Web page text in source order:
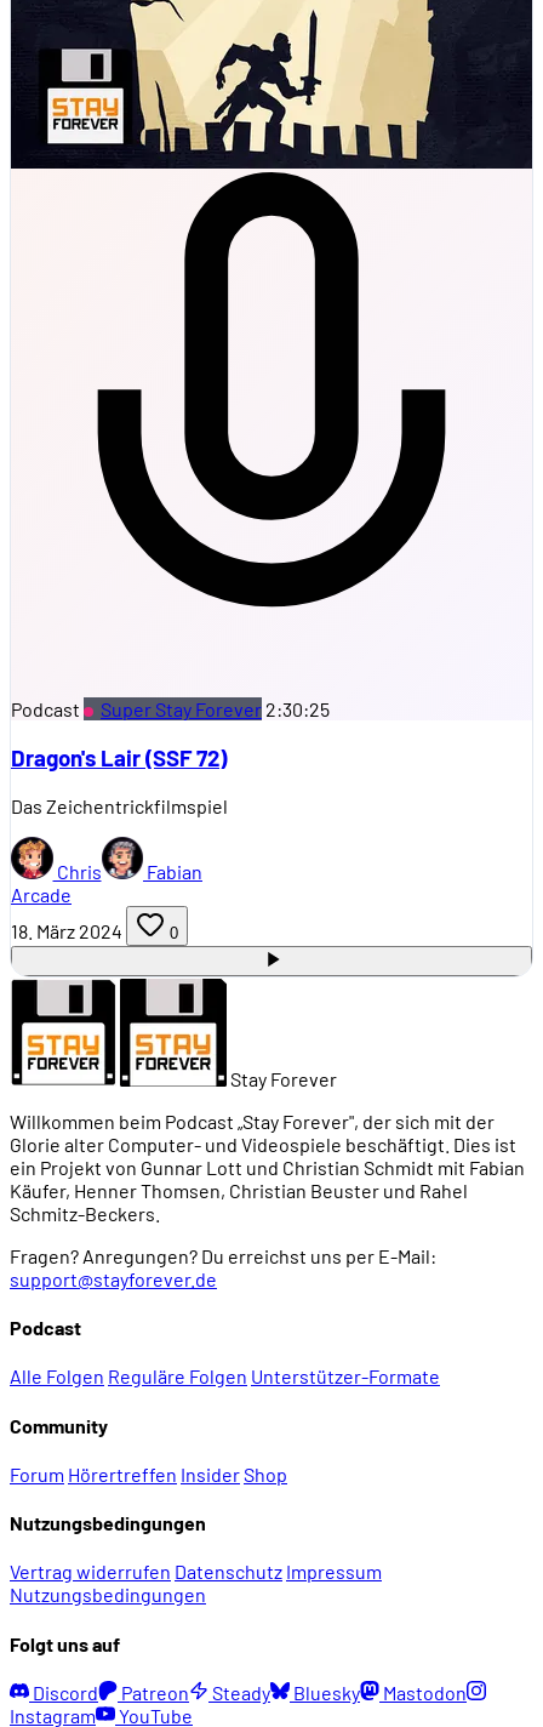
Podcast Super Stay Forever 2:30:25
Dragon's Lair (SSF 72)
Das Zeichentrickfilmspiel
Chris
Fabian
Arcade
18. März 2024
0
Stay Forever
Willkommen beim Podcast „Stay Forever", der sich mit der
Glorie alter Computer- und Videospiele beschäftigt. Dies ist
ein Projekt von Gunnar Lott und Christian Schmidt mit Fabian
Käufer, Henner Thomsen, Christian Beuster und Rahel
Schmitz-Beckers.
Fragen? Anregungen? Du erreichst uns per E-Mail:
support@stayforever.de
Podcast
Alle Folgen Reguläre Folgen Unterstützer-Formate
Community
Forum Hörertreffen InsiderShop
Nutzungsbedingungen
Vertrag widerrufen Datenschutz Impressum
Nutzungsbedingungen
Folgt uns auf
Discord Patreon Steady Bluesky
Mastodon
Instagram
YouTube